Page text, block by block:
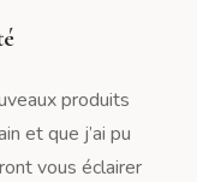
produits
et que j’ai pu
vous éclairer